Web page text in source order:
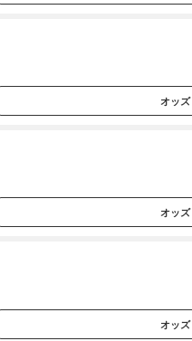
オッズ
オッズ
オッズ